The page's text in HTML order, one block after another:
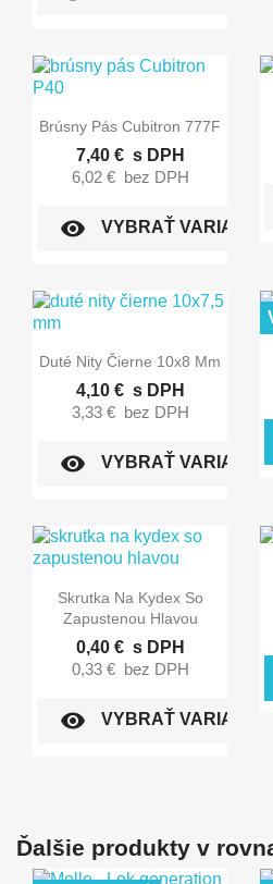
Rýchly náhľad
Brúsny Pás Cubitron 777F
7,40 € s DPH
6,02 € bez DPH
visibility VYBRAŤ VARIANT
Rýchly náhľad
Duté Nity Čierne 10x8 Mm
4,10 € s DPH
3,33 € bez DPH
visibility VYBRAŤ VARIANT
Rýchly náhľad
Skrutka Na Kydex So
Zapustenou Hlavou
0,40 € s DPH
0,33 € bez DPH
visibility VYBRAŤ VARIANT
Ďalšie produkty v